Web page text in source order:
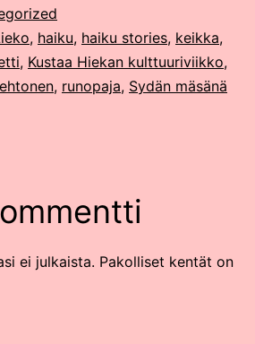
, haiku, haiku stories, keikka,
, Kustaa Hiekan kulttuuriviikko,
, runopaja, Sydän mäsänä
ei julkaista. Pakolliset kentät on